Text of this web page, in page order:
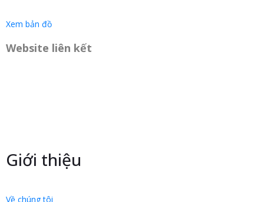
Xem bản đồ
Website liên kết
Giới thiệu
Về chúng tôi